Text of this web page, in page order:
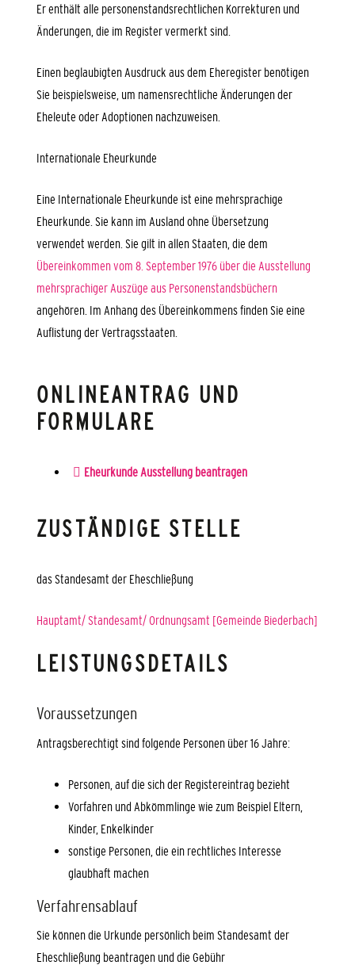
Er enthält alle personenstandsrechtlichen Korrekturen und
Änderungen, die im Register vermerkt sind.
Einen beglaubigten Ausdruck aus dem Eheregister benötigen
Sie beispielsweise, um namensrechtliche Änderungen der
Eheleute oder Adoptionen nachzuweisen.
Internationale Eheurkunde
Eine Internationale Eheurkunde ist eine mehrsprachige
Eheurkunde. Sie kann im Ausland ohne Übersetzung
verwendet werden. Sie gilt in allen Staaten, die dem
Übereinkommen vom 8. September 1976 über die Ausstellung
mehrsprachiger Auszüge aus Personenstandsbüchern
angehören. Im Anhang des Übereinkommens finden Sie eine
Auflistung der Vertragsstaaten.
ONLINEANTRAG UND
FORMULARE
Eheurkunde Ausstellung beantragen
ZUSTÄNDIGE STELLE
das Standesamt der Eheschließung
Hauptamt/ Standesamt/ Ordnungsamt [Gemeinde Biederbach]
LEISTUNGSDETAILS
Voraussetzungen
Antragsberechtigt sind folgende Personen über 16 Jahre:
Personen, auf die sich der Registereintrag bezieht
Vorfahren und Abkömmlinge wie zum Beispiel Eltern,
Kinder, Enkelkinder
sonstige Personen, die ein rechtliches Interesse
glaubhaft machen
Verfahrensablauf
Sie können die Urkunde persönlich beim Standesamt der
Eheschließung beantragen und die Gebühr